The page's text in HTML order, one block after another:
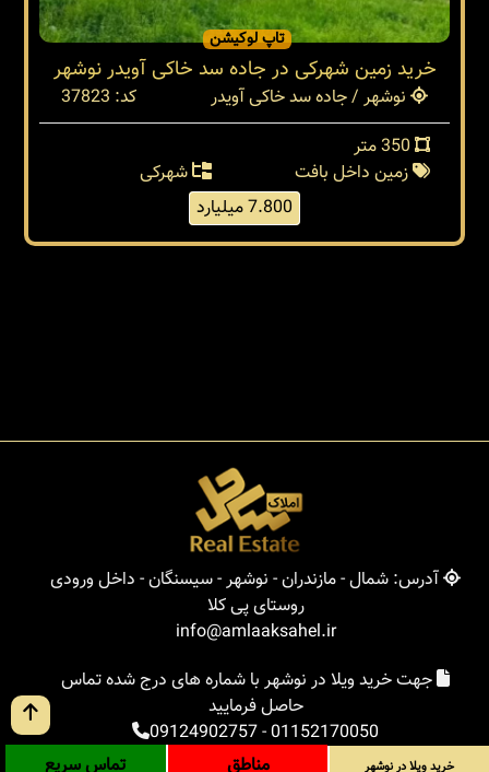
تاپ لوکیشن
خرید زمین شهرکی در جاده سد خاکی آویدر نوشهر
نوشهر / جاده سد خاکی آویدر
کد: 37823
زمین داخل بافت
شهرکی
7.800 میلیارد
آدرس: شمال - مازندران - نوشهر - سیسنگان - داخل ورودی
روستای پی کلا
info@amlaaksahel.ir
جهت خرید ویلا در نوشهر با شماره های درج شده تماس
حاصل فرمایید
01152170050
-
09124902757
خرید ویلا در نوشهر مناطق تماس سریع